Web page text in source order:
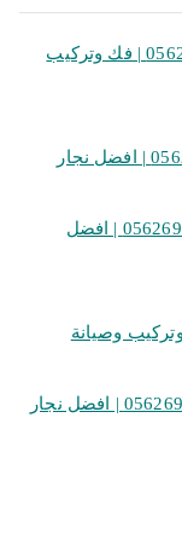
فني تركيب مطابخ بالمدينة المنورة | 0562694961 | فك وتركيب
نجار تركيب غرف نوم بالمدينة المنورة | 0562694961 | افضل
فني تركيب غرف نوم بالمدينة المنورة | 0562694961 | افضل نجار